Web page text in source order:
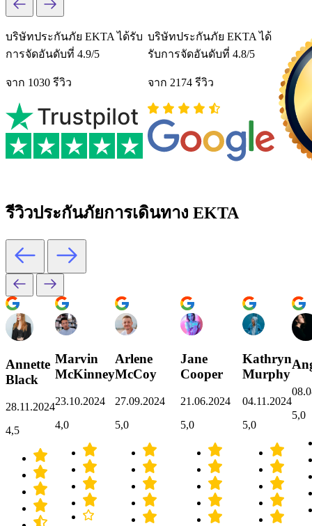
บริษัทประกันภัย EKTA ได้รับ
การจัดอันดับที่ 4.9/5
จาก 1030 รีวิว
บริษัทประกันภัย EKTA ได้
รับการจัดอันดับที่ 4.8/5
จาก 2174 รีวิว
รีวิวประกันภัยการเดินทาง EKTA
Annette
Black
28.11.2024
4,5
Marvin
McKinney
23.10.2024
4,0
Arlene
McCoy
27.09.2024
5,0
Jane
Cooper
21.06.2024
5,0
Kathryn
Murphy
04.11.2024
5,0
5,0